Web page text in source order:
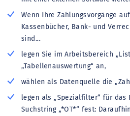
Wenn Ihre Zahlungsvorgänge
Kassenbücher, Bank- und
sind...
legen Sie im Arbeitsbereich
„Tabellenauswertung“ an,
wählen als Datenquelle die
legen als „Spezialfilter“ für das
Suchstring „*OT*“ fest: